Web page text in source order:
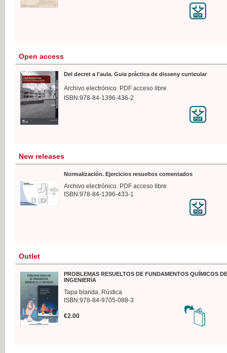
Open access
Del decret a l'aula. Guia práctica de disseny curricular
Archivo electrónico. PDF acceso libre
ISBN:978-84-1396-436-2
New releases
Normalización. Ejercicios resueltos comentados
Archivo electrónico. PDF acceso libre
ISBN:978-84-1396-433-1
Outlet
PROBLEMAS RESUELTOS DE FUNDAMENTOS QUÍMICOS
INGENIERÍA
Tapa blanda. Rústica
ISBN:978-84-9705-088-3
€2.00